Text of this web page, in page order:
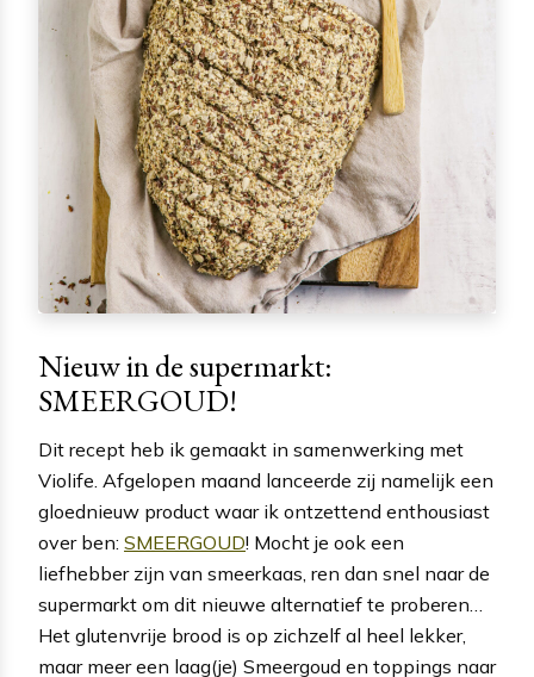
Nieuw in de supermarkt:
SMEERGOUD!
Dit recept heb ik gemaakt in samenwerking met
Violife. Afgelopen maand lanceerde zij namelijk een
gloednieuw product waar ik ontzettend enthousiast
over ben: SMEERGOUD! Mocht je ook een
liefhebber zijn van smeerkaas, ren dan snel naar de
supermarkt om dit nieuwe alternatief te proberen…
Het glutenvrije brood is op zichzelf al heel lekker,
maar meer een laag(je) Smeergoud en toppings naar